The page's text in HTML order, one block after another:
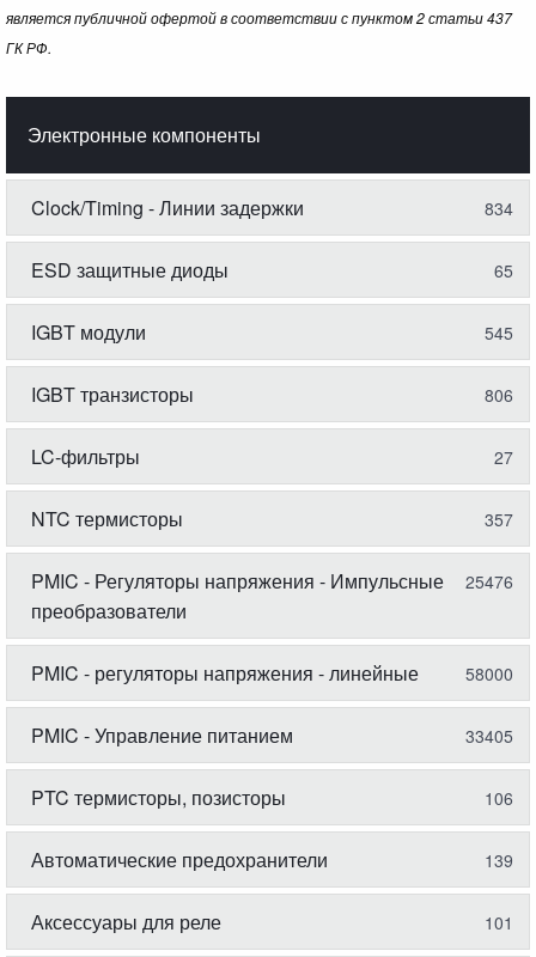
является публичной офертой в соответствии с пунктом 2 статьи 437
ГК РФ.
Электронные компоненты
Clock/Timing - Линии задержки 834
ESD защитные диоды 65
IGBT модули 545
IGBT транзисторы 806
LC-фильтры 27
NTC термисторы 357
PMIC - Регуляторы напряжения - Импульсные
преобразователи
25476
PMIC - регуляторы напряжения - линейные 58000
PMIC - Управление питанием 33405
PTC термисторы, позисторы 106
Автоматические предохранители 139
Аксессуары для реле 101